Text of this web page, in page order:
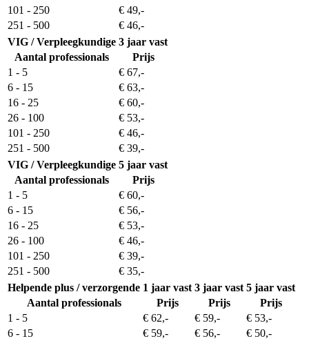
101 - 250
€ 49,-
251 - 500
€ 46,-
VIG / Verpleegkundige 3 jaar vast
Aantal professionals
Prijs
1 - 5
€ 67,-
6 - 15
€ 63,-
16 - 25
€ 60,-
26 - 100
€ 53,-
101 - 250
€ 46,-
251 - 500
€ 39,-
VIG / Verpleegkundige 5 jaar vast
Aantal professionals
Prijs
1 - 5
€ 60,-
6 - 15
€ 56,-
16 - 25
€ 53,-
26 - 100
€ 46,-
101 - 250
€ 39,-
251 - 500
€ 35,-
Helpende plus / verzorgende 1 jaar vast 3 jaar vast 5 jaar vast
Aantal professionals
Prijs Prijs
Prijs
1 - 5
€ 62,- € 59,-
€ 53,-
6 - 15
€ 59,- € 56,-
€ 50,-